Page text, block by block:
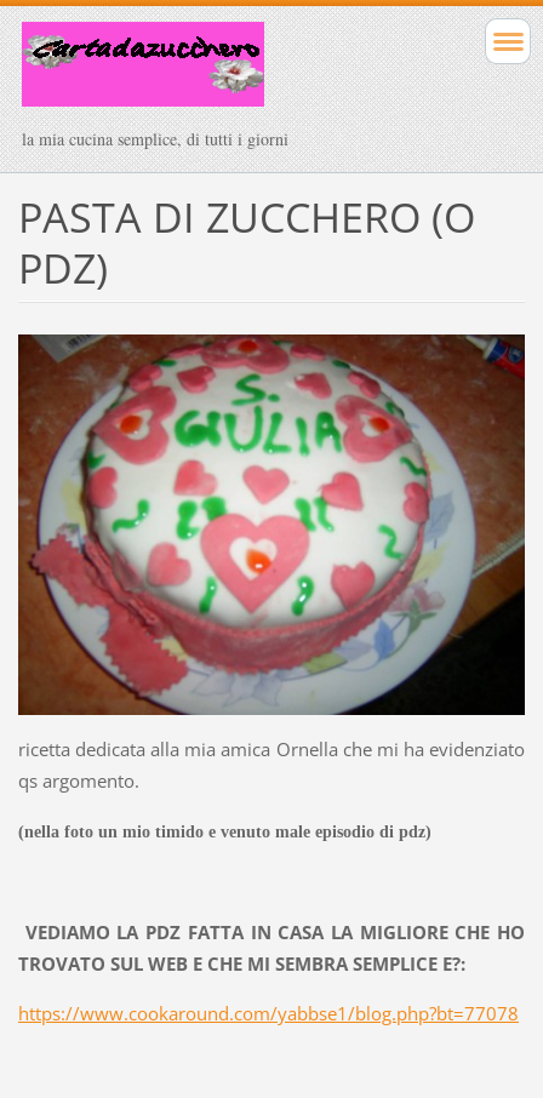
la mia cucina semplice, di tutti i giorni
PASTA DI ZUCCHERO (O
PDZ)
ricetta dedicata alla mia amica Ornella che mi ha evidenziato
qs argomento.
(nella foto un mio timido e venuto male episodio di pdz)
VEDIAMO LA PDZ FATTA IN CASA LA MIGLIORE CHE HO
TROVATO SUL WEB E CHE MI SEMBRA SEMPLICE E?:
https://www.cookaround.com/yabbse1/blog.php?bt=77078